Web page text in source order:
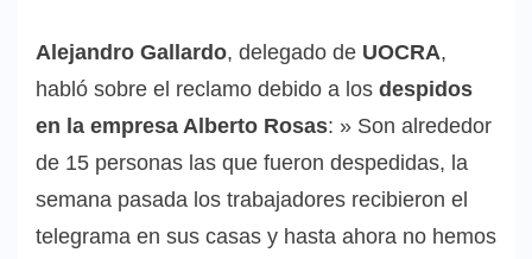
Alejandro Gallardo, delegado de UOCRA,
habló sobre el reclamo debido a los despidos
en la empresa Alberto Rosas: » Son alrededor
de 15 personas las que fueron despedidas, la
semana pasada los trabajadores recibieron el
telegrama en sus casas y hasta ahora no hemos